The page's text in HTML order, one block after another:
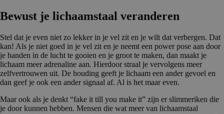
Bewust je lichaams­taal veranderen
Stel dat je even niet zo lekker in je vel zit en je wilt dat verbergen. Dat
kan! Als je niet goed in je vel zit en je neemt een power pose aan door
je handen in de lucht te gooien en je groot te maken, dan maakt je
lichaam meer adrenaline aan. Hierdoor straal je vervolgens meer
zelfvertrouwen uit. De houding geeft je lichaam een ander gevoel en
dan geef je ook een ander signaal af. Al is het maar even.
Maar ook als je denkt “fake it till you make it” zijn er slimmeriken die
je door kunnen hebben. Mensen die wat meer van lichaamstaal